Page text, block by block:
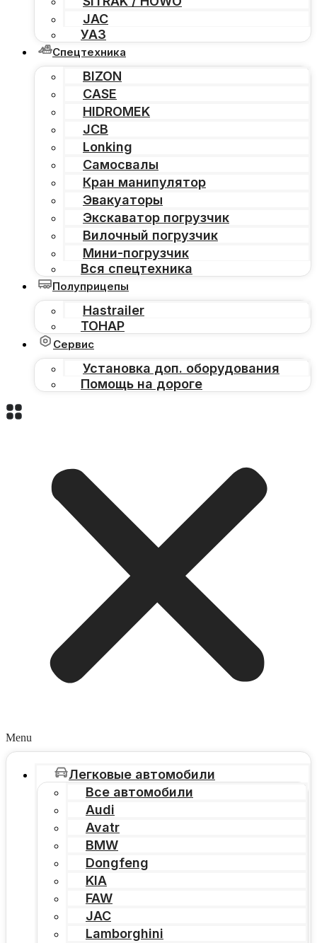
JAC
УАЗ
Спецтехника
BIZON
CASE
HIDROMEK
JCB
Lonking
Самосвалы
Кран манипулятор
Эвакуаторы
Экскаватор погрузчик
Вилочный погрузчик
Мини-погрузчик
Вся спецтехника
Полуприцепы
Hastrailer
ТОНАР
Сервис
Установка доп. оборудования
Помощь на дороге
Menu
Легковые автомобили
Все автомобили
Audi
Avatr
BMW
Dongfeng
KIA
FAW
JAC
Lamborghini